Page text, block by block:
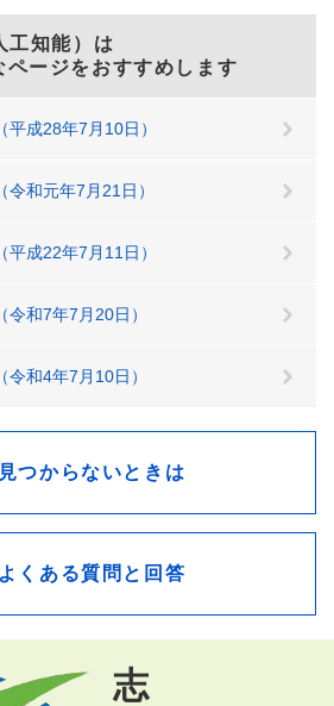
工知能）は
ページをおすすめします
成28年7月10日）
和元年7月21日）
成22年7月11日）
和7年7月20日）
和4年7月10日）
見つからないときは
よくある質問と回答
志